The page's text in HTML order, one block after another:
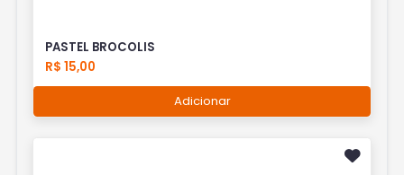
PASTEL BROCOLIS
R$ 15,00
Adicionar